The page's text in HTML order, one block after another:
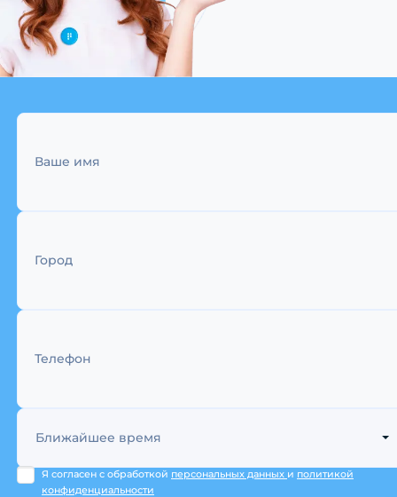
Ваше имя
Город
Телефон
Ближайшее время
Я согласен с обработкой персональных данных и политикой
конфиденциальности